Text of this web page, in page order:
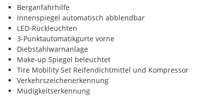
Berganfahrhilfe
Innenspiegel automatisch abblendbar
LED-Rückleuchten
3-Punktautomatikgurte vorne
Diebstahlwarnanlage
Make-up Spiegel beleuchtet
Tire Mobility Set Reifendichtmittel und Kompressor
Verkehrszeichenerkennung
Müdigkeitserkennung